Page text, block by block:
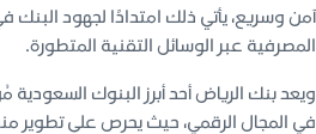
آمن وسريع، يأتي ذلك امتدادًا لجهود
المصرفية عبر الوسائل التقنية المتطورة.
ويعد بنك الرياض أحد أبرز البنوك السعودية
في المجال الرقمي، حيث يحرص على تطوير